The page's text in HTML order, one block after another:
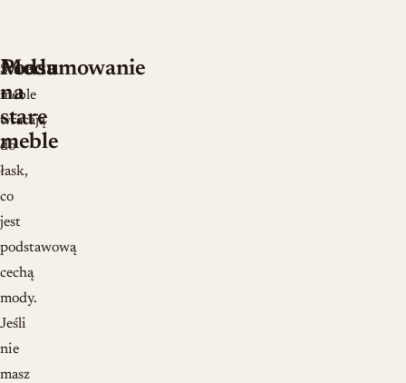
Moda
na
stare
meble
Stare
meble
wracają
do
łask,
co
jest
podstawową
cechą
mody.
Jeśli
nie
masz
Podsumowanie